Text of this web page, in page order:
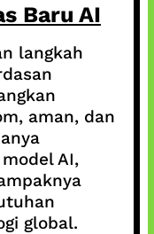
Baru AI
langkah
aman, dan
AI,
global.